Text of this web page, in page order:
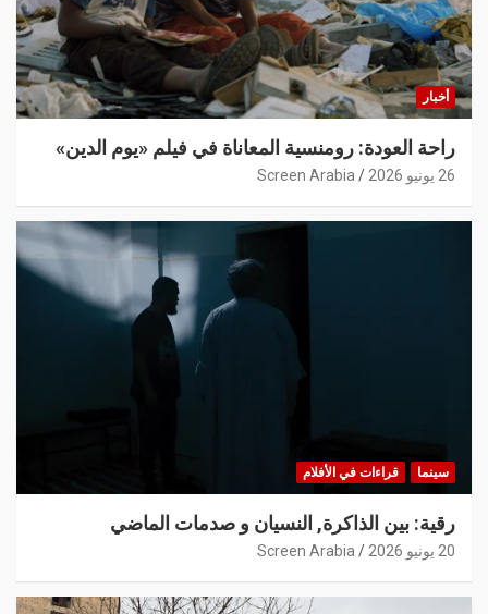
أخبار
راحة العودة: رومنسية المعاناة في فيلم «يوم الدين»
26 يونيو 2026 Screen Arabia
سينما قراءات في الأفلام
رقية: بين الذاكرة, النسيان و صدمات الماضي
20 يونيو 2026 Screen Arabia